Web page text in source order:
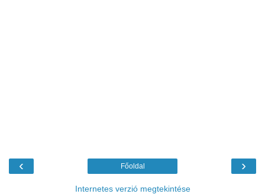
‹ ›
Főoldal
Internetes verzió megtekintése